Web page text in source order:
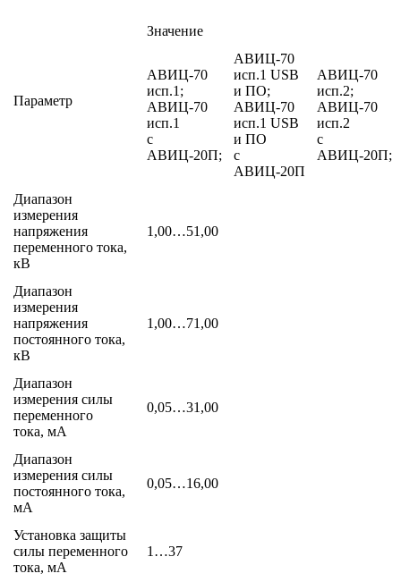
Параметр
Значение
АВИЦ-70
исп.1;
АВИЦ-70
исп.1
c
АВИЦ-20П;
АВИЦ-70
исп.1 USB
и ПО;
АВИЦ-70
исп.1 USB
и ПО
c
АВИЦ-20П
АВИЦ-70
исп.2;
АВИЦ-70
исп.2
c
АВИЦ-20П;
Диапазон
измерения
напряжения
переменного тока,
кВ
1,00…51,00
Диапазон
измерения
напряжения
постоянного тока,
кВ
1,00…71,00
Диапазон
измерения силы
переменного
тока, мА
0,05…31,00
Диапазон
измерения силы
постоянного тока,
мА
0,05…16,00
Установка защиты
силы переменного
тока, мА
1…37